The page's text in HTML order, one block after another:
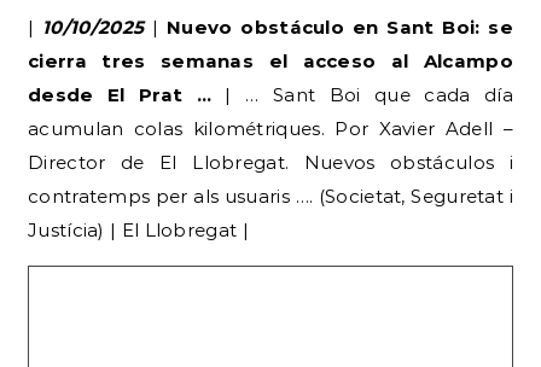
| 10/10/2025| Nuevo obstáculo en Sant Boi: se
cierra tres semanas el acceso al Alcampo
desde El Prat … | … Sant Boi que cada día
acumulan colas kilométriques. Por Xavier Adell –
Director de El Llobregat. Nuevos obstáculos i
contratemps per als usuaris …. (Societat, Seguretat i
Justícia) | El Llobregat |